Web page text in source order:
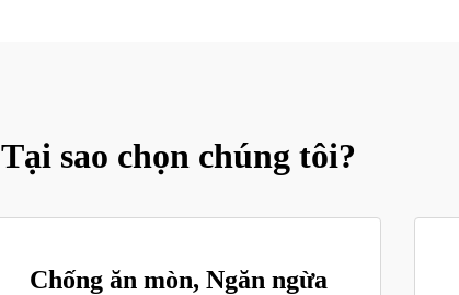
Tại sao chọn chúng tôi?
Chống ăn mòn, Ngăn ngừa